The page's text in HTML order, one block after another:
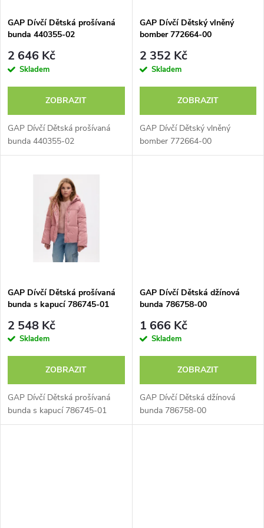
p
r
o
d
u
s
p
r
d
u
GAP Dívčí Dětská prošívaná
bunda 440355-02
2 646 Kč
Skladem
ZOBRAZIT
GAP Dívčí Dětská prošívaná
bunda 440355-02
GAP Dívčí Dětský vlněný
bomber 772664-00
2 352 Kč
Skladem
ZOBRAZIT
GAP Dívčí Dětský vlněný
bomber 772664-00
GAP Dívčí Dětská prošívaná
bunda s kapucí 786745-01
2 548 Kč
Skladem
ZOBRAZIT
GAP Dívčí Dětská prošívaná
bunda s kapucí 786745-01
GAP Dívčí Dětská džínová
bunda 786758-00
1 666 Kč
Skladem
ZOBRAZIT
GAP Dívčí Dětská džínová
bunda 786758-00